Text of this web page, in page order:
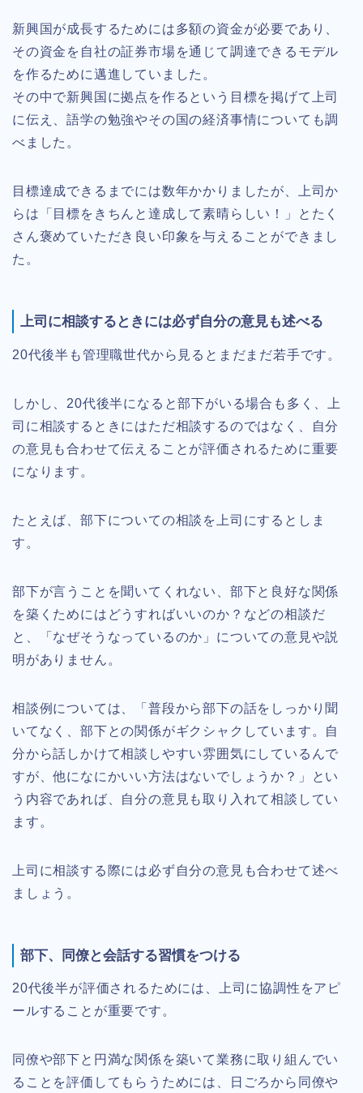
新興国が成長するためには多額の資金が必要であり、
その資金を自社の証券市場を通じて調達できるモデル
を作るために邁進していました。
その中で新興国に拠点を作るという目標を掲げて上司
に伝え、語学の勉強やその国の経済事情についても調
べました。
目標達成できるまでには数年かかりましたが、上司か
らは「目標をきちんと達成して素晴らしい！」とたく
さん褒めていただき良い印象を与えることができまし
た。
上司に相談するときには必ず自分の意見も述べる
20代後半も管理職世代から見るとまだまだ若手です。
しかし、20代後半になると部下がいる場合も多く、上
司に相談するときにはただ相談するのではなく、自分
の意見も合わせて伝えることが評価されるために重要
になります。
たとえば、部下についての相談を上司にするとしま
す。
部下が言うことを聞いてくれない、部下と良好な関係
を築くためにはどうすればいいのか？などの相談だ
と、「なぜそうなっているのか」についての意見や説
明がありません。
相談例については、「普段から部下の話をしっかり聞
いてなく、部下との関係がギクシャクしています。自
分から話しかけて相談しやすい雰囲気にしているんで
すが、他になにかいい方法はないでしょうか？」とい
う内容であれば、自分の意見も取り入れて相談してい
ます。
上司に相談する際には必ず自分の意見も合わせて述べ
ましょう。
部下、同僚と会話する習慣をつける
20代後半が評価されるためには、上司に協調性をアピ
ールすることが重要です。
同僚や部下と円満な関係を築いて業務に取り組んでい
ることを評価してもらうためには、日ごろから同僚や